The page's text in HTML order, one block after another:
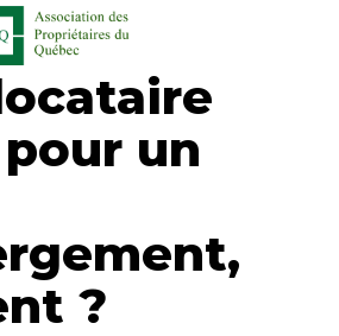
au contenu principal
un
?